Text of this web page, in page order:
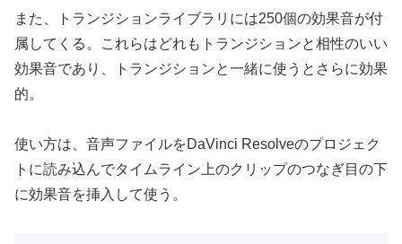
また、トランジションライブラリには250個の効果音が付
属してくる。これらはどれもトランジションと相性のいい
効果音であり、トランジションと一緒に使うとさらに効果
的。
使い方は、音声ファイルをDaVinci Resolveのプロジェク
トに読み込んでタイムライン上のクリップのつなぎ目の下
に効果音を挿入して使う。